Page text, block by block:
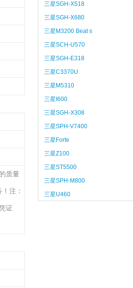
质量
注：
证
三星SGH-X518
三星SGH-X680
三星M3200 Beat s
三星SCH-U570
三星SGH-E318
三星C3370U
三星M5310
三星I600
三星SGH-X308
三星SPH-V7400
三星Forte
三星Z100
三星ST5500
三星SPH-M800
三星U460